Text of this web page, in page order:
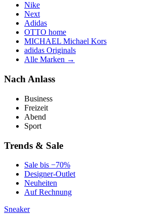
Nike
Next
Adidas
OTTO home
MICHAEL Michael Kors
adidas Originals
Alle Marken →
Nach Anlass
Business
Freizeit
Abend
Sport
Trends & Sale
Sale bis −70%
Designer-Outlet
Neuheiten
Auf Rechnung
Sneaker